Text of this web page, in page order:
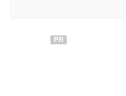
PR